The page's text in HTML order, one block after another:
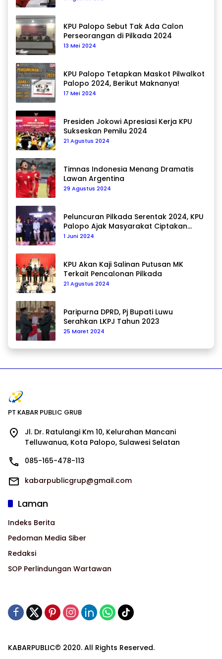
KPU Palopo Sebut Tak Ada Calon
Perseorangan di Pilkada 2024
13 Mei 2024
KPU Palopo Tetapkan Maskot Pilwalkot
Palopo 2024, Berikut Maknanya!
17 Mei 2024
Presiden Jokowi Apresiasi Kerja KPU
Sukseskan Pemilu 2024
21 Agustus 2024
Timnas Indonesia Menang Dramatis
Lawan Argentina
29 Agustus 2024
Peluncuran Pilkada Serentak 2024, KPU
Palopo Ajak Masyarakat Ciptakan
Pilkada Damai
1 Juni 2024
KPU Akan Kaji Salinan Putusan MK
Terkait Pencalonan Pilkada
21 Agustus 2024
Paripurna DPRD, Pj Bupati Luwu
Serahkan LKPJ Tahun 2023
25 Maret 2024
PT KABAR PUBLIC GRUB
Jl. Dr. Ratulangi Km 10, Kelurahan Mancani
Telluwanua, Kota Palopo, Sulawesi Selatan
085-165-478-113
kabarpublicgrup@gmail.com
Laman
Indeks Berita
Pedoman Media Siber
Redaksi
SOP Perlindungan Wartawan
KABARPUBLIC© 2020. All Rights Reserved.